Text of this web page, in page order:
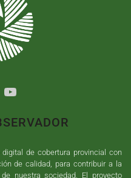
de cobertura provincial con
de calidad, para contribuir a la
nuestra sociedad. El proyecto